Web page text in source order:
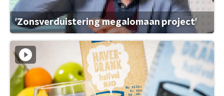
'Zonsverduistering megalomaan project'